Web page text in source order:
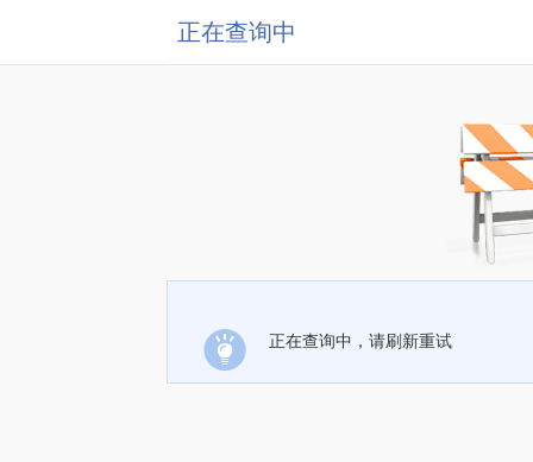
正在查询中
正在查询中，请刷新重试